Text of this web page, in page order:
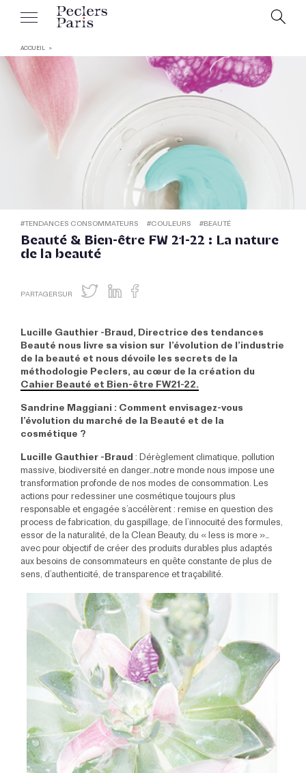
ACCUEIL
#TENDANCES CONSOMMATEURS #COULEURS #BEAUTÉ
Beauté & Bien-être FW 21-22 : La nature
de la beauté
PARTAGER SUR
Lucille Gauthier -Braud, Directrice des tendances
Beauté nous livre sa vision sur l’évolution de l’industrie
de la beauté et nous dévoile les secrets de la
méthodologie Peclers, au cœur de la création du
Cahier Beauté et Bien-être FW21-22.
Sandrine Maggiani : Comment envisagez-vous
l’évolution du marché de la Beauté et de la
cosmétique ?
Lucille Gauthier -Braud: Dérèglement climatique, pollution
massive, biodiversité en danger…notre monde nous impose une
transformation profonde de nos modes de consommation. Les
actions pour redessiner une cosmétique toujours plus
responsable et engagée s’accélèrent : remise en question des
process de fabrication, du gaspillage, de l’innocuité des formules,
essor de la naturalité, de la Clean Beauty, du « less is more »…
avec pour objectif de créer des produits durables plus adaptés
aux besoins de consommateurs en quête constante de plus de
sens, d’authenticité, de transparence et traçabilité.